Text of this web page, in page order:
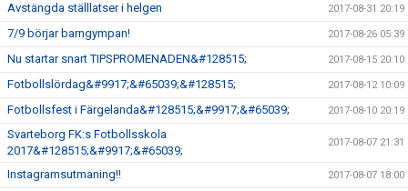
Avstängda ställlatser i helgen 2017-08-31 20:19
7/9 börjar barngympan! 2017-08-26 05:39
Nu startar snart TIPSPROMENADEN&#128515; 2017-08-15 20:10
Fotbollslördag&#9917;&#65039;&#128515; 2017-08-12 10:09
Fotbollsfest i Färgelanda&#128515;&#9917;&#65039; 2017-08-10 20:19
Svarteborg FK:s Fotbollsskola
2017&#128515;&#9917;&#65039;
2017-08-07 21:31
Instagramsutmaning!! 2017-08-07 18:00